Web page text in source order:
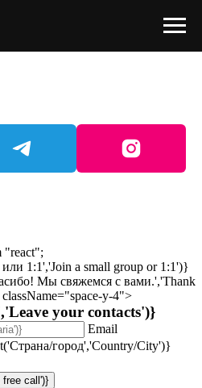
"react";
1:1','Join a small group or 1:1')}
Мы свяжемся с вами.','Thank
y-4">
your contacts')}
Email
город','Country/City')}
free call')}